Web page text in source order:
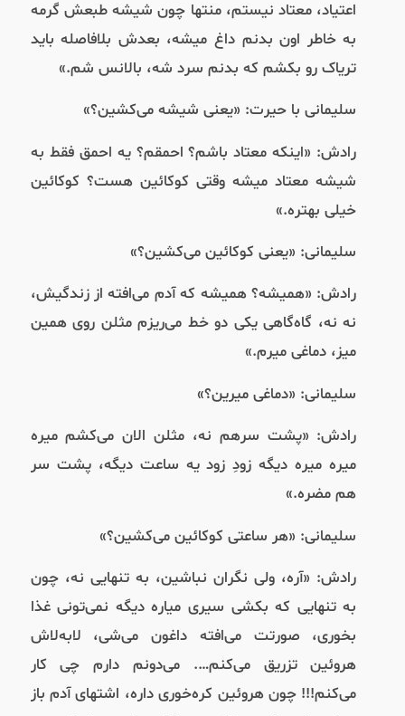
اعتیاد، معتاد نیستم، منتها چون شیشه طبعش گرمه
به خاطر اون بدنم داغ میشه، بعدش بلافاصله باید
تریاک رو بکشم که بدنم سرد شه، بالانس شم.»
سلیمانی با حیرت: «یعنی شیشه می‌کشین؟»
رادش: «اینکه معتاد باشم؟ احمقم؟ یه احمق فقط به
شیشه معتاد میشه وقتی کوکائین هست؟ کوکائین
خیلی بهتره.»
سلیمانی: «یعنی کوکائین می‌کشین؟»
رادش: «همیشه؟ همیشه که آدم می‌افته از زندگیش،
نه نه، گاه‌گاهی یکی دو خط می‌ریزم مثلن روی همین
میز، دماغی میرم.»
سلیمانی: «دماغی میرین؟»
رادش: «پشت سرهم نه، مثلن الان می‌کشم میره
میره میره دیگه زودِ زود یه ساعت دیگه، پشت سر
هم مضره.»
سلیمانی: «هر ساعتی کوکائین می‌کشین؟»
رادش: «آره، ولی نگران نباشین، به تنهایی نه، چون
به تنهایی که بکشی سیری میاره دیگه نمی‌تونی غذا
بخوری، صورتت می‌‌افته داغون می‌شی، لابه‌لاش
هروئین تزریق می‌کنم…. می‌دونم دارم چی کار
می‌کنم!!! چون هروئین کره‌خوری داره، اشتهای آدم باز